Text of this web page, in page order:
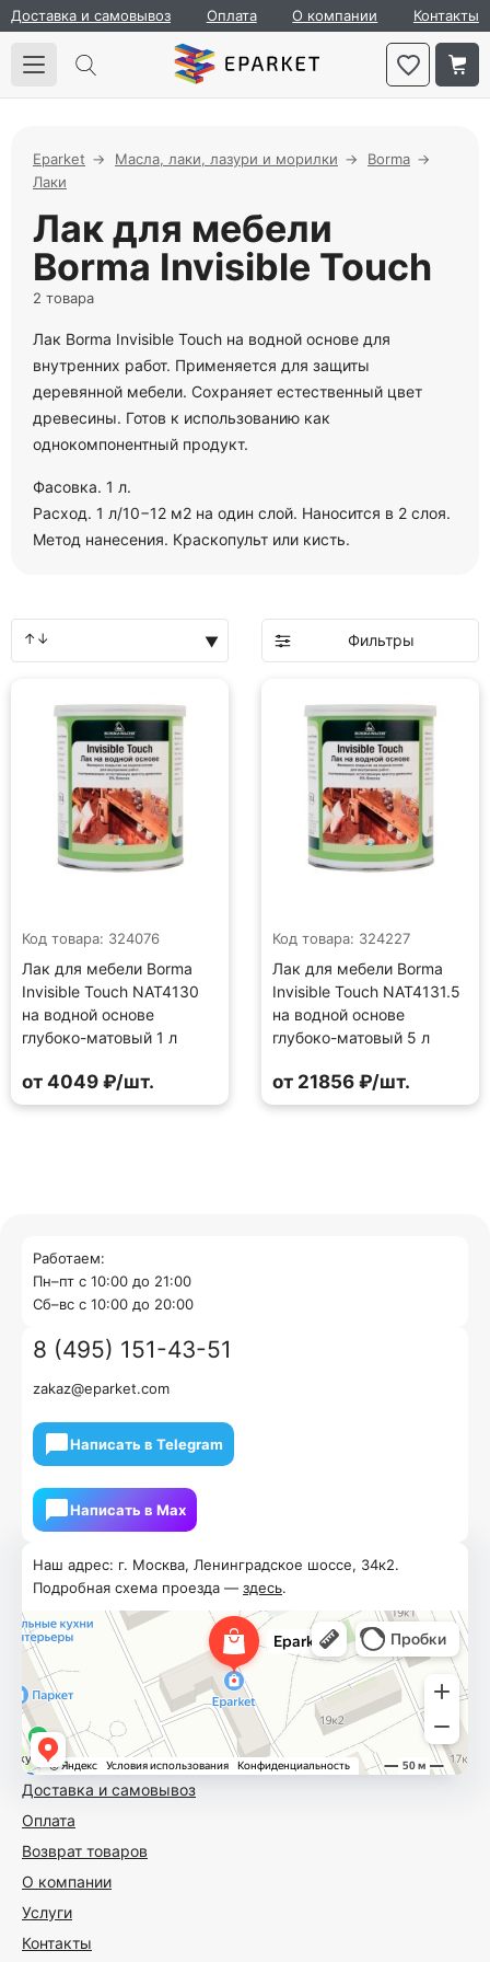
Доставка и самовывоз Оплата О компании Контакты
Eparket Масла, лаки, лазури и морилки
Borma
Лаки
Лак для мебели
Borma Invisible Touch
2 товара
Лак Borma Invisible Touch на водной основе для
внутренних работ. Применяется для защиты
деревянной мебели. Сохраняет естественный цвет
древесины. Готов к использованию как
однокомпонентный продукт.
Фасовка. 1 л.
Расход. 1 л/10−12 м2 на один слой. Наносится в 2 слоя.
Метод нанесения. Краскопульт или кисть.
Фильтры
Код товара: 324076
Лак для мебели Borma
Invisible Touch NAT4130
на водной основе
глубоко-матовый 1 л
от 4049 ₽/шт.
Код товара: 324227
Лак для мебели Borma
Invisible Touch NAT4131.5
на водной основе
глубоко-матовый 5 л
от 21856 ₽/шт.
Доставка и самовывоз
Оплата
Возврат товаров
О компании
Услуги
Контакты
Наш адрес: г. Москва, Ленинградское шоссе, 34к2.
Подробная схема проезда — здесь.
Работаем:
Пн–пт с 10:00 до 21:00
Cб–вс с 10:00 до 20:00
8 (495) 151-43-51
zakaz@eparket.com
Написать в Telegram
Написать в Мах